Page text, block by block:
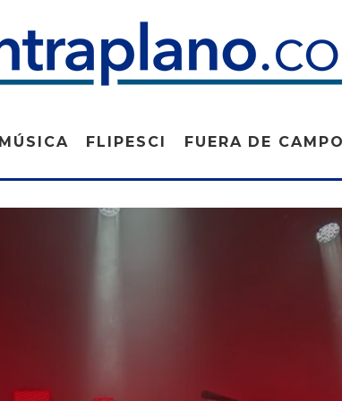
MÚSICA FLIPESCI FUERA DE